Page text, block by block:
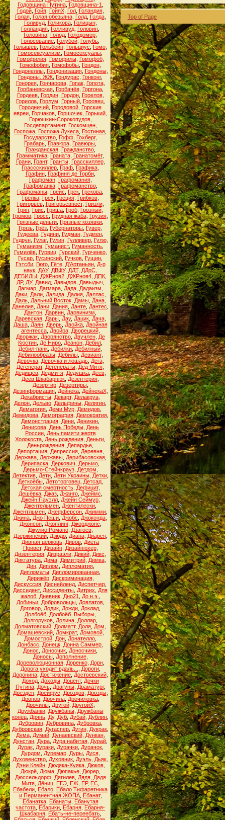
Годовщина Путина, Годовщина-1
Годой, Гойя, ГойяХ, Гол, Голандия,
Голая, Голая обезьяна, Голд, Голда,
Голивуд, Голикова, Голицын,
Голландия Голливуд Головин
Головина Голод Голодомор
Голосование Голубой Голубь
Голышев Гольбейн Гольциус Гомо
Гомосексуализм
Гомосексуалы
Гомофилия, Гомофилы, Гомофоб,
Гомофобия Гомофобы Гондон
Гондонеллы, Гондонизация, Гондоны,
Гондоны. ЖЖ Гондурас Гонконг,
Гонорея, Гончарова, Гопак, Гопота,
Горбаневская, Горбачёв, Горгона,
Гордеев, Гордин, Гордон, Горелов,
Горилла, Горлум Горный, Горовец,
Городничий Городовой Горские
евреи Горчаков Горшочек Горький
Горюшкин-Сорокопудов,
Госдепартамент, Госкомцен,
Госпожа Госпожа Лукеса Гостиная
Государство Гофф Гохберг,
Грабарь Гравюра Гравюры
Гражданская, Гражданство,
Грамматика Граната Гранатомёт,
Грани, Грант, Гранты, Грасскиллер,
Грассскиллер Граф Графика
Графин, Графиня де Торби,
Графоман, Графомания,
Графоманка, Графоманство,
Графоманы Грейс Грек Грекова
Грелка, Грех Греция, Грибков,
Григорьев, Григорьевпост, Гризли,
Грин Грис Гриша Гроб Грозный
Громов Гросс Грудная жаба Грузия
Грязные деньги Грязные козявки
Грязь Грёз Губернаторы Гувер
Гудеева, Гудини, Гудман, Гудмен,
Гудрун, Гулаг, Гулин, Гулливер, Гулю,
Гуманизм
Гуманист, Гуманность
Гумилёв, Гурвиц, Гурский, Гурченко,
Гусар Гусинский Гучков Гущин
Гэтсби, Гюго, Гёте, Д'Артаньян, Д-р
наук ДАУ, ДВФУ, ДДТ, ДДоС
ДЕБИЛЫ
ДЖРнов2 ДЖРнов4 ДПК
ДР, ДУ, Давид, Давыдов, Давыдыч
Дагмар Дагмара Дада Дадаизм
Даки, Дали, Далида, Далия, Даллас
Даль, Дальний Восток, Дамы, Дана,
Данелия Дани Дания Данте Дантес
Дантон Дарвин Дарвинизм
Даревская, Дары, Дау, Дацик, Дача,
Даша, Даян, Дверь, Двойка, Двойная
агентесса, Двойра, Дворецкий,
Дворжак, Дворянство, Двучлен, Де
Кюстин Де Ниро Деанон Дебил
Дебил-панк Дебилки Дебилный
Дебилообразы, Дебилы, Девиант,
Девочка, Девочка и лошадь, Дега,
Дегенерат, Дегенераты Дед Митя
Дедищев, Дедмитя, Дедушка, Деев,
Деев Шкабарнюк Дезентерия
Дезертир, Дезертиры,
Дезинформация, Дейнека, ДейнекаХ,
Декабристы Декарт, Делакруа
Делон Дельво Дельфины Делягин
Демагогия Деми Мур Демидов
Демидова, Демография, Демократия,
Демонстрация Дени Деникин
Денисова День Победы День
России, День памяти жертв
Холокоста День рождения Деньги
Деньрождения Депардье
Депортация, Депрессия, Деревня,
Держава, Державы, Дерибасовская,
Дерипаска Деркович Дерьмо
Дерьмо-Стейнкрауз, Детдом
Детектив, Дети, Дети Украины, Детки,
Деткоёбы, Детоторговец, Детсад,
Детская смертность, Дефицит,
Дешёвка, Джаз, Джанго, Джеймс
Джейн Пауэлл, Джейн Сеймур,
Джентельмен Джентилески
Джентльмен Джефферсон Джимми
Джина Джо Пеши Джобс Джоконда
Джонсон, Джоплинг, Джорджоне,
Джулио Романо, Дзагоев,
Дзержинский, Дзюдо, Диана, Диарея,
Дивная церковь Дивов Диета
Привет, Дизайн, Дизайнюхер,
Дизентерия Дизраэли Дикий Дикс
Диктатура Дима Димитрий Димка
Дин, Диплом Дипломатия,
Дипломаты Дипломированная
Дирижёр, Дискриминация,
Дискуссия Диснейленд Диспетчер
Диссидент, Диссиденты Дитрих
Для
жалоб, Дневник, Дно21 До н.э.
Добиньи, Добровольцы, Довлатов,
Договор Додик Дожди Доклад
Долбоёб Долбоёб. Выборы
Долгоруков, Долина, Доллар,
Долматовский Долматт, Доля Дом
Домашевский, Домкрат, Домовой,
Домострой Дон Донателло
Донбасс
Донецк Донна Саммер
Донос
Доносчик Доносчики
Доносы, Дополнение,
Дореволюционная, Доренко, Дорн,
Дорога уходит вдаль...
Дороги,
Доронина Достижение Достоевский
Доход, Доходы, Доцент, Дочки
Путина, Дочь, Драгуны, Драматург,
Дрезден, Дрейфус Дроздов, Дрозды,
Дронов, Дрочила, Дрочиловка,
Дрочилы, Другой, ДругойХ,
Дружбанки, Дружбаны, Дружбаны
конец Дрянь Ду, Дуб Дубай Дублин
Дубровин, Дубровина, Дубровка,
Дубровская Дугаспер Дугин Дукрак
Дума, Думай, Дунаевский, Дункан,
Дунстан Дура Дура набитая Дурай
Дурак, Дураки, Дурачки, Дурачок,
Дурдом
Дуремар, Дуры, Дуся,
Духовенство Духовник Дуэль Дьяк
Дэни Клейн, Дюдяка-Хуяка, Дюков,
Дюкрё, Дюма, Дюпакье, Дюрер,
Дюссельдорф, Дягилев, Дядя, Дядя
Митя, Дёниц, ЕГЭ, ЕЖ, ЕР, ЕС,
Ебабели Ебало Ебало Тифаретника
и Перманентная ЖОПА, Ебанат,
Ебанатка, Ебанаты, Ебанутая
частота Ебарики Ебарня Ебарня-
Шкабарня, Ебать-не-переебать,
Top of Page